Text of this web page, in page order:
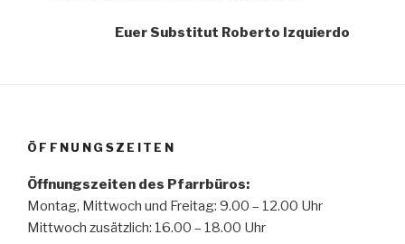
Euer Substitut Roberto Izquierdo
ÖFFNUNGSZEITEN
Öffnungszeiten des Pfarrbüros:
Montag, Mittwoch und Freitag: 9.00 – 12.00 Uhr
Mittwoch zusätzlich: 16.00 – 18.00 Uhr